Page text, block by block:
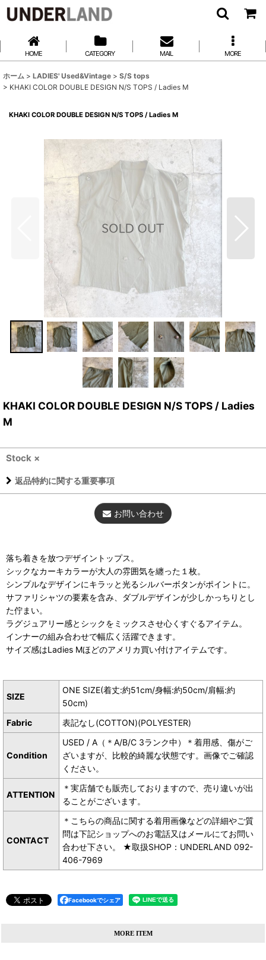
HOME CATEGORY MAIL MORE
ホーム > LADIES' Used&Vintage > S/S tops
> KHAKI COLOR DOUBLE DESIGN N/S TOPS / Ladies M
KHAKI COLOR DOUBLE DESIGN N/S TOPS / Ladies M
KHAKI COLOR DOUBLE DESIGN N/S TOPS / Ladies
M
Stock ×
返品特約に関する重要事項
お問い合わせ
落ち着きを放つデザイントップス。
シックなカーキカラーが大人の雰囲気を纏った１枚。
シンプルなデザインにキラッと光るシルバーボタンがポイントに。
サファリシャツの要素を含み、ダブルデザインが少しかっちりとし
た佇まい。
ラグジュアリー感とシックをミックスさせ心くすぐるアイテム。
インナーの組み合わせで幅広く活躍できます。
サイズ感はLadies Mほどのアメリカ買い付けアイテムです。
SIZE
ONE SIZE(着丈:約51cm/身幅:約50cm/肩幅:約
50cm)
Fabric
表記なし(COTTON)(POLYESTER)
Condition
USED / A（＊A/B/C 3ランク中）＊着用感、傷がご
ざいますが、比較的綺麗な状態です。画像でご確認
ください。
ATTENTION
＊実店舗でも販売しておりますので、売り違いが出
ることがございます。
CONTACT
＊こちらの商品に関する着用画像などの詳細やご質
問は下記ショップへのお電話又はメールにてお問い
合わせ下さい。 ★取扱SHOP：UNDERLAND 092-
406-7969
Facebookでシェア
MORE ITEM